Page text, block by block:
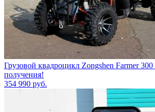
Грузовой квадроцикл Zongshen Farmer
получения!
354 990 руб.